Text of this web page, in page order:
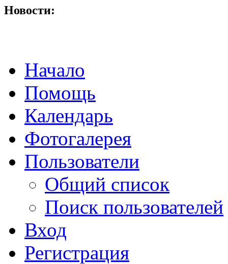
Новости:
Начало
Помощь
Календарь
Фотогалерея
Пользователи
Общий список
Поиск пользователей
Вход
Регистрация